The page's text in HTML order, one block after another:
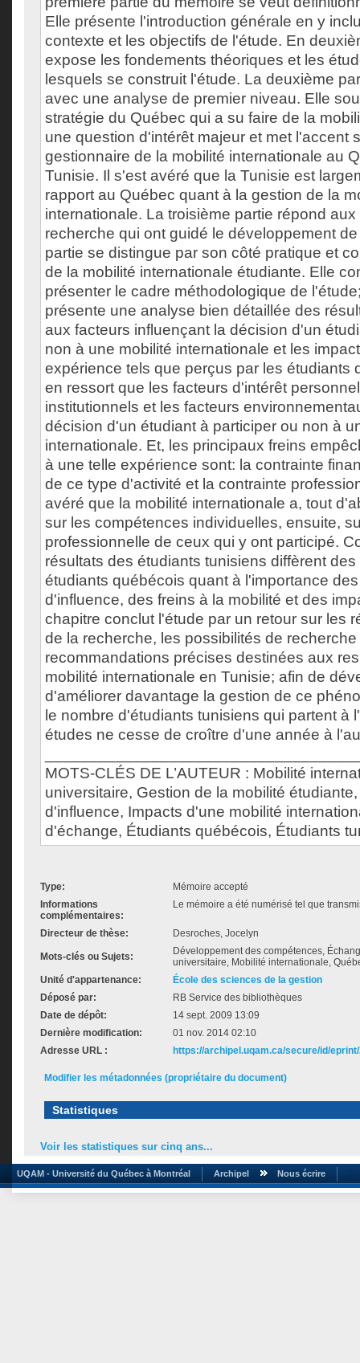
Elle présente l'introduction générale en y
contexte et les objectifs de l'étude. En
expose les fondements théoriques et les
lesquels se construit l'étude. La deuxième
avec une analyse de premier niveau. Elle
stratégie du Québec qui a su faire de la
une question d'intérêt majeur et met l'accent
gestionnaire de la mobilité internationale au
Tunisie. Il s'est avéré que la Tunisie est
rapport au Québec quant à la gestion de la
internationale. La troisième partie répond
recherche qui ont guidé le développement
partie se distingue par son côté pratique et
de la mobilité internationale étudiante. Elle
présenter le cadre méthodologique de
présente une analyse bien détaillée des
aux facteurs influençant la décision d'un
non à une mobilité internationale et les
expérience tels que perçus par les étudiants
en ressort que les facteurs d'intérêt
institutionnels et les facteurs
décision d'un étudiant à participer ou non à
internationale. Et, les principaux freins
à une telle expérience sont: la contrainte
de ce type d'activité et la contrainte
avéré que la mobilité internationale a, tout
sur les compétences individuelles, ensuite,
professionnelle de ceux qui y ont participé.
résultats des étudiants tunisiens diffèrent
étudiants québécois quant à l'importance
d'influence, des freins à la mobilité et des
chapitre conclut l'étude par un retour sur les
de la recherche, les possibilités de
recommandations précises destinées aux
mobilité internationale en Tunisie; afin de
d'améliorer davantage la gestion de ce
le nombre d'étudiants tunisiens qui partent à
études ne cesse de croître d'une année à
MOTS-CLÉS DE L’AUTEUR : Mobilité
universitaire, Gestion de la mobilité
d'influence, Impacts d'une mobilité
d'échange, Étudiants québécois, Étudiants
Type:
Mémoire accepté
Informations
complémentaires:
Le mémoire a été numérisé tel que
Directeur de thèse: Desroches, Jocelyn
Mots-clés ou Sujets:
Développement des compétences,
universitaire, Mobilité internationale,
Unité d'appartenance:
École des sciences de la gestion
Déposé par:
RB Service des bibliothèques
Date de dépôt:
14 sept. 2009 13:09
Dernière modification:
01 nov. 2014 02:10
Adresse URL :
https://archipel.uqam.ca/secure/id/
Modifier les métadonnées (propriétaire du document)
Statistiques
Voir les statistiques sur cinq ans...
UQAM - Université du Québec à Montréal Archipel Nous écrire